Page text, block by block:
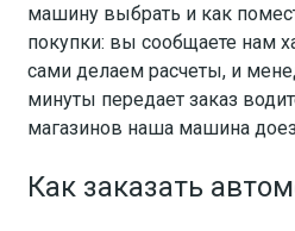
машину выбрать и как
покупки: вы сообщаете нам
сами делаем расчеты, и
минуты передает заказ
магазинов наша машина
Как заказать